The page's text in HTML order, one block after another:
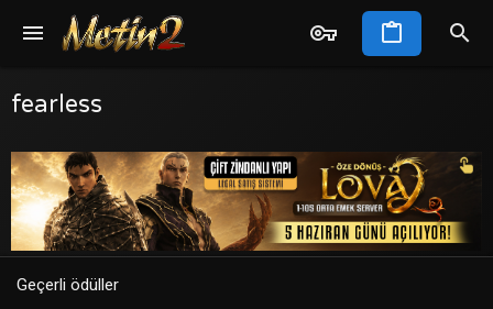
fearless
Geçerli ödüller